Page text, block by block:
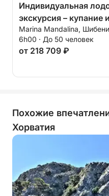
Индивидуальная
экскурсия – купание
острове.
Marina Mandalina,
6h00 · До 50 человек
от 218 709 ₽
Похожие
Хорватия